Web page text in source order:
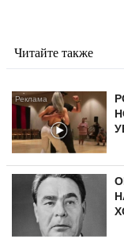
Читайте также